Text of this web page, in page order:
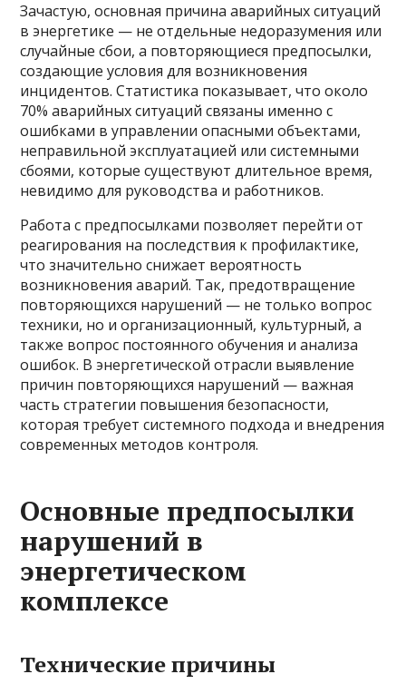
Зачастую, основная причина аварийных ситуаций
в энергетике — не отдельные недоразумения или
случайные сбои, а повторяющиеся предпосылки,
создающие условия для возникновения
инцидентов. Статистика показывает, что около
70% аварийных ситуаций связаны именно с
ошибками в управлении опасными объектами,
неправильной эксплуатацией или системными
сбоями, которые существуют длительное время,
невидимо для руководства и работников.
Работа с предпосылками позволяет перейти от
реагирования на последствия к профилактике,
что значительно снижает вероятность
возникновения аварий. Так, предотвращение
повторяющихся нарушений — не только вопрос
техники, но и организационный, культурный, а
также вопрос постоянного обучения и анализа
ошибок. В энергетической отрасли выявление
причин повторяющихся нарушений — важная
часть стратегии повышения безопасности,
которая требует системного подхода и внедрения
современных методов контроля.
Основные предпосылки
нарушений в
энергетическом
комплексе
Технические причины